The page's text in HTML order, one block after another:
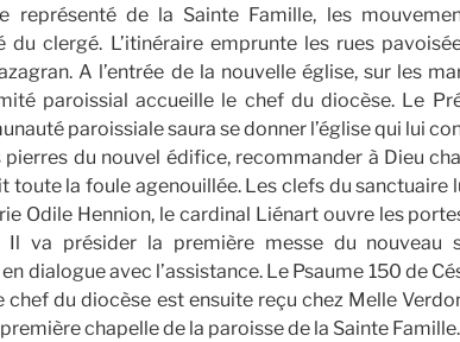
représenté de la Sainte Famille, les
du clergé. L’itinéraire emprunte les rues
A l’entrée de la nouvelle église, sur les
paroissial accueille le chef du diocèse. Le
paroissiale saura se donner l’église qui lui
pierres du nouvel édifice, recommander à Dieu
toute la foule agenouillée. Les clefs du sanctuaire
Odile Hennion, le cardinal Liénart ouvre les
Il va présider la première messe du nouveau
dialogue avec l’assistance. Le Psaume 150 de
chef du diocèse est ensuite reçu chez Melle
chapelle de la paroisse de la Sainte Famille.